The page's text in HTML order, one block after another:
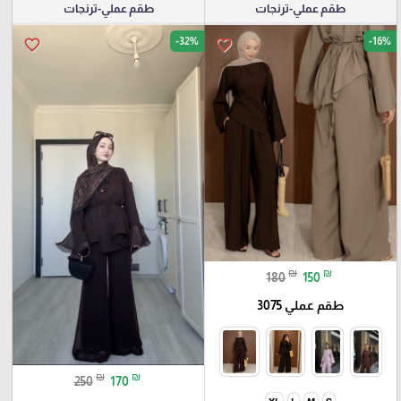
طقم عملي-ترنجات
favorite_border -16%
180 ₪ 150 ₪
طقم عملي 3075
طقم عملي-ترنجات
favorite_border -32%
250 ₪ 170 ₪